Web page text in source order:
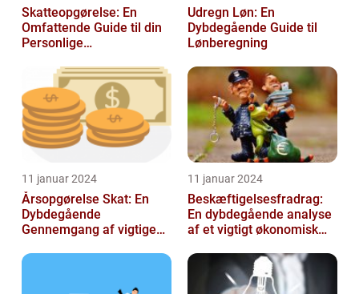
Skatteopgørelse: En
Omfattende Guide til din
Personlige
Udregn Løn: En
Dybdegående Guide til
Lønberegning
11 januar 2024
Årsopgørelse Skat: En
Dybdegående
Gennemgang af vigtige
finansfolk
11 januar 2024
Beskæftigelsesfradrag:
En dybdegående analyse
af et vigtigt økonomisk
finansf...